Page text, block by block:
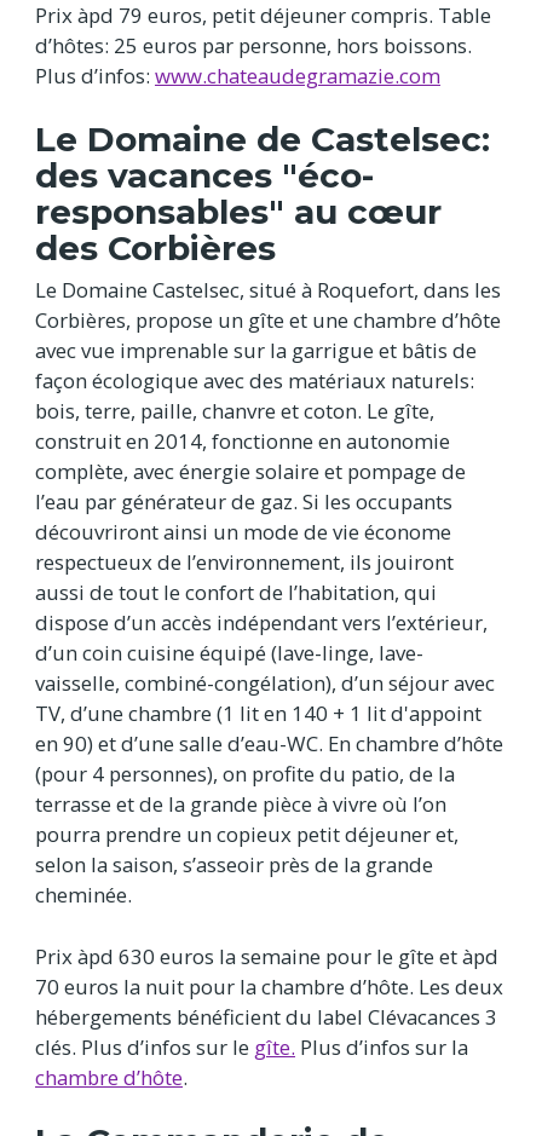
Prix àpd 79 euros, petit déjeuner compris. Table
d’hôtes: 25 euros par personne, hors boissons.
Plus d’infos: www.chateaudegramazie.com
Le Domaine de Castelsec:
des vacances "éco-
responsables" au cœur
des Corbières
Le Domaine Castelsec, situé à Roquefort, dans les
Corbières, propose un gîte et une chambre d’hôte
avec vue imprenable sur la garrigue et bâtis de
façon écologique avec des matériaux naturels:
bois, terre, paille, chanvre et coton. Le gîte,
construit en 2014, fonctionne en autonomie
complète, avec énergie solaire et pompage de
l’eau par générateur de gaz. Si les occupants
découvriront ainsi un mode de vie économe
respectueux de l’environnement, ils jouiront
aussi de tout le confort de l’habitation, qui
dispose d’un accès indépendant vers l’extérieur,
d’un coin cuisine équipé (lave-linge, lave-
vaisselle, combiné-congélation), d’un séjour avec
TV, d’une chambre (1 lit en 140 + 1 lit d'appoint
en 90) et d’une salle d’eau-WC. En chambre d’hôte
(pour 4 personnes), on profite du patio, de la
terrasse et de la grande pièce à vivre où l’on
pourra prendre un copieux petit déjeuner et,
selon la saison, s’asseoir près de la grande
cheminée.
Prix àpd 630 euros la semaine pour le gîte et àpd
70 euros la nuit pour la chambre d’hôte. Les deux
hébergements bénéficient du label Clévacances 3
clés. Plus d’infos sur le gîte. Plus d’infos sur la
chambre d’hôte.